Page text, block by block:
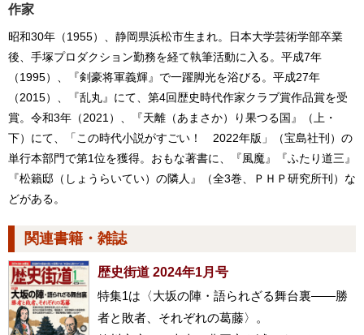
作家
昭和30年（1955）、静岡県浜松市生まれ。日本大学芸術学部卒業
後、手塚プロダクション勤務を経て執筆活動に入る。平成7年
（1995）、『剣豪将軍義輝』で一躍脚光を浴びる。平成27年
（2015）、『乱丸』にて、第4回歴史時代作家クラブ賞作品賞を受
賞。令和3年（2021）、『天離（あまさか）り果つる国』（上・
下）にて、「この時代小説がすごい！ 2022年版」（宝島社刊）の
単行本部門で第1位を獲得。おもな著書に、『風魔』『ふたり道三』
『松籟邸（しょうらいてい）の隣人』（全3巻、ＰＨＰ研究所刊）な
どがある。
関連書籍・雑誌
歴史街道 2024年1月号
特集1は〈大坂の陣・語られざる舞台裏――勝
者と敗者、それぞれの葛藤〉。